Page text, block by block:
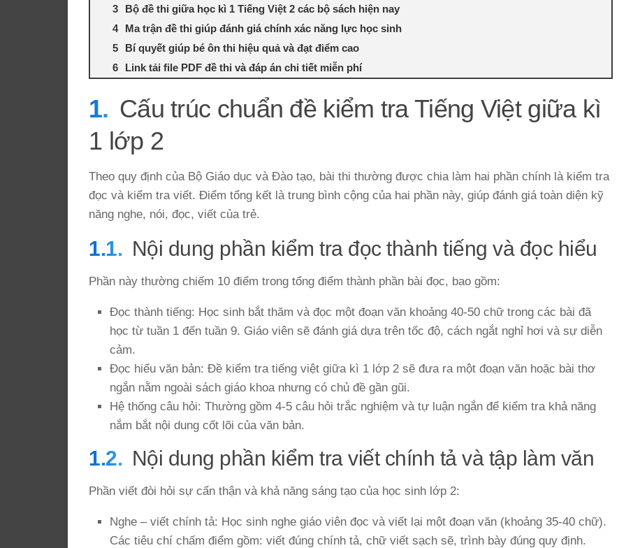
Bộ đề thi giữa học kì 1 Tiếng Việt 2 các bộ sách hiện nay
Ma trận đề thi giúp đánh giá chính xác năng lực học sinh
Bí quyết giúp bé ôn thi hiệu quả và đạt điểm cao
Link tải file PDF đề thi và đáp án chi tiết miễn phí
Cấu trúc chuẩn đề kiểm tra Tiếng Việt giữa kì
1 lớp 2
Theo quy định của Bộ Giáo dục và Đào tạo, bài thi thường được chia làm hai phần chính là kiểm tra
đọc và kiểm tra viết. Điểm tổng kết là trung bình cộng của hai phần này, giúp đánh giá toàn diện kỹ
năng nghe, nói, đọc, viết của trẻ.
Nội dung phần kiểm tra đọc thành tiếng và đọc hiểu
Phần này thường chiếm 10 điểm trong tổng điểm thành phần bài đọc, bao gồm:
Đọc thành tiếng: Học sinh bắt thăm và đọc một đoạn văn khoảng 40-50 chữ trong các bài đã
học từ tuần 1 đến tuần 9. Giáo viên sẽ đánh giá dựa trên tốc độ, cách ngắt nghỉ hơi và sự diễn
cảm.
Đọc hiểu văn bản: Đề kiểm tra tiếng việt giữa kì 1 lớp 2 sẽ đưa ra một đoạn văn hoặc bài thơ
ngắn nằm ngoài sách giáo khoa nhưng có chủ đề gần gũi.
Hệ thống câu hỏi: Thường gồm 4-5 câu hỏi trắc nghiệm và tự luận ngắn để kiểm tra khả năng
nắm bắt nội dung cốt lõi của văn bản.
Nội dung phần kiểm tra viết chính tả và tập làm văn
Phần viết đòi hỏi sự cẩn thận và khả năng sáng tạo của học sinh lớp 2:
Nghe – viết chính tả: Học sinh nghe giáo viên đọc và viết lại một đoạn văn (khoảng 35-40 chữ).
Các tiêu chí chấm điểm gồm: viết đúng chính tả, chữ viết sạch sẽ, trình bày đúng quy định.